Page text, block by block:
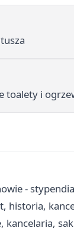
toalety i
-
historia,
kancelaria,